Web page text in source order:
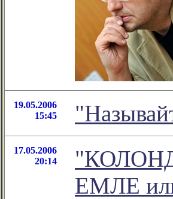
19.05.2006
15:45
17.05.2006
20:14
ЕМЛЕ